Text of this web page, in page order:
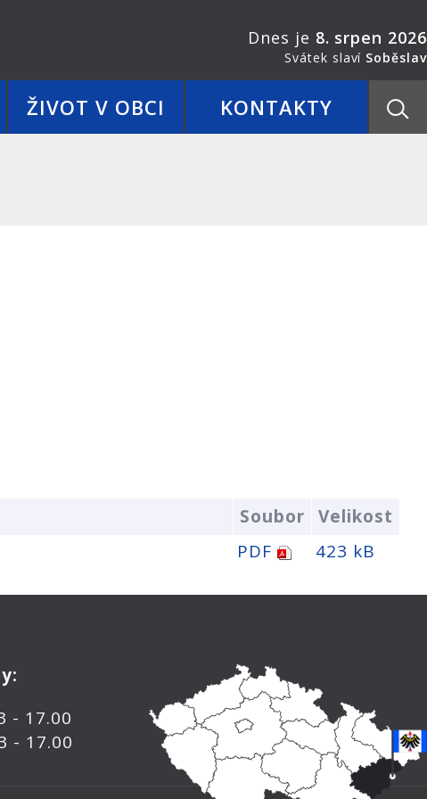
ŽIVOT V OBCI KONTAKTY
Dnes je 8. srpen 2026
Svátek slaví Soběslav
Soubor
Velikost
PDF 423 kB
- 17.00
- 17.00